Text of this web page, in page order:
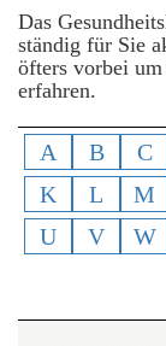
Das
ständig für Sie
öfters vorbei um
erfahren.
A B C
K
L M
U
V W